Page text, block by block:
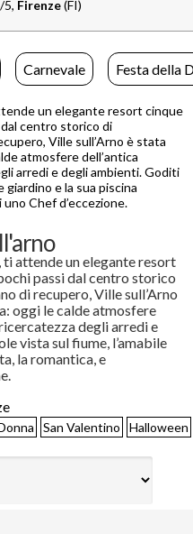
5, Firenze(FI)
Carnevale Festa della
un elegante resort cinque
dal centro storico di
Ville sull’Arno è stata
atmosfere dell’antica
arredi e degli ambienti. Goditi
giardino e la sua piscina
Chef d’eccezione.
attende un elegante resort
passi dal centro storico
di recupero, Ville sull’Arno
oggi le calde atmosfere
degli arredi e
vista sul fiume, l’amabile
la romantica, e
San Valentino Halloween